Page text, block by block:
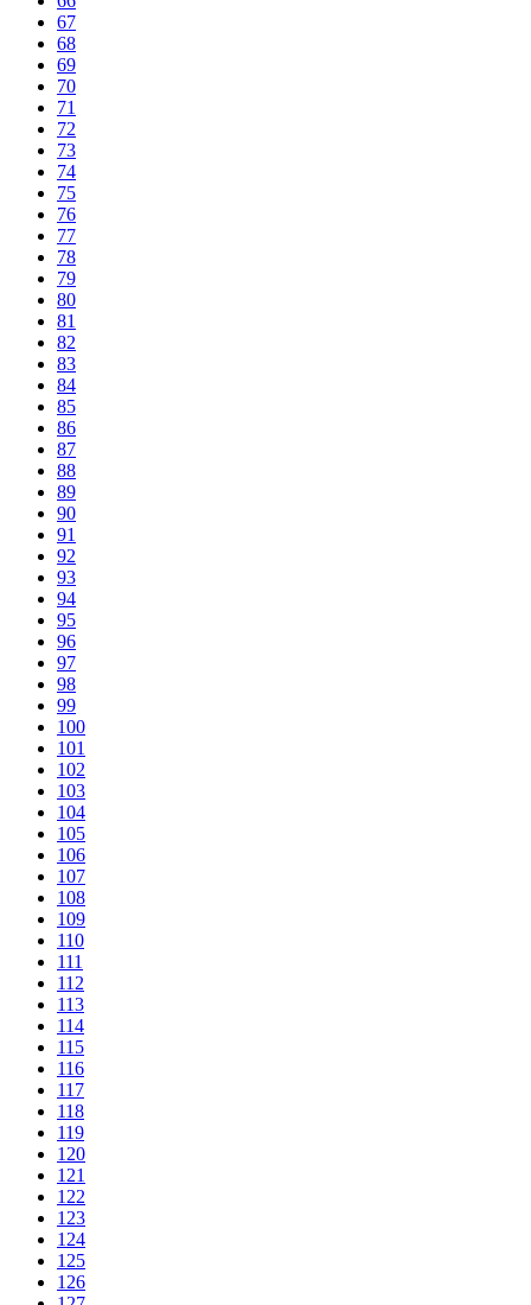
67
68
69
70
71
72
73
74
75
76
77
78
79
80
81
82
83
84
85
86
87
88
89
90
91
92
93
94
95
96
97
98
99
100
101
102
103
104
105
106
107
108
109
110
111
112
113
114
115
116
117
118
119
120
121
122
123
124
125
126